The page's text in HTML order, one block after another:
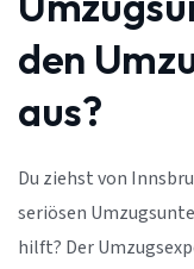
den
aus?
Du ziehst von
seriösen
hilft? Der